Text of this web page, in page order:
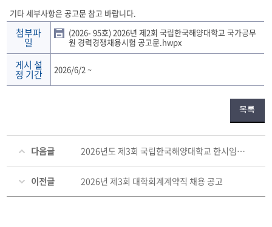
기타 세부사항은 공고문 참고 바랍니다.
첨부파
일
(2026- 95호) 2026년 제2회 국립한국해양대학교 국가공무
원 경력경쟁채용시험 공고문.hwpx
게시 설
정 기간 2026/6/2~
목록
다음글 2026년도 제3회 국립한국해양대학교 한시임기제 공무원(7호, 8호) 경력경쟁채용시험 공고
이전글 2026년 제3회 대학회계계약직 채용 공고